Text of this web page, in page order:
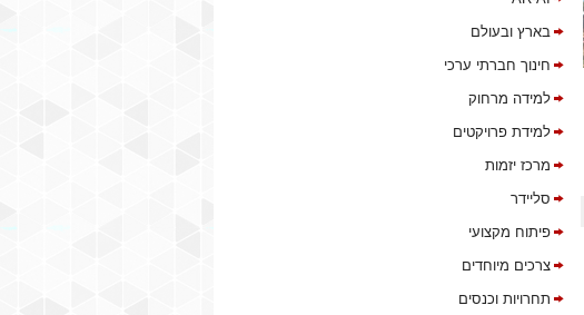
בארץ ובעולם
חינוך חברתי ערכי
למידה מרחוק
למידת פרויקטים
מרכז יזמות
סליידר
פיתוח מקצועי
צרכים מיוחדים
תחרויות וכנסים